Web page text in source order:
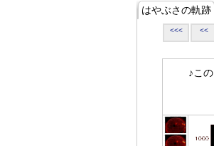
はやぶさの軌跡
<<< <<
♪この